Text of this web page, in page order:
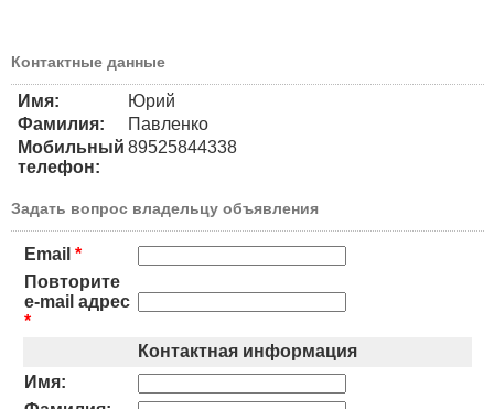
Контактные данные
Имя:
Юрий
Фамилия:
Павленко
Мобильный
телефон:
89525844338
Задать вопрос владельцу объявления
Email *
Повторите
e-mail адрес
*
Контактная информация
Имя: